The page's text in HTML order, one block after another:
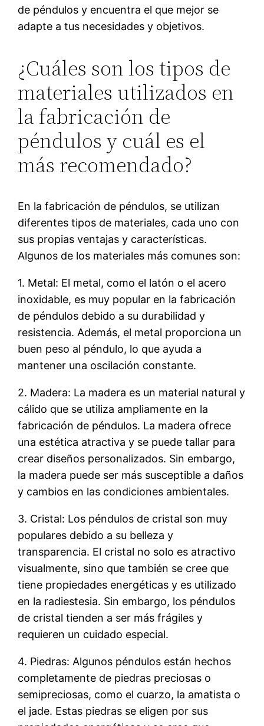
de péndulos y encuentra el que mejor se
adapte a tus necesidades y objetivos.
¿Cuáles son los tipos de
materiales utilizados en
la fabricación de
péndulos y cuál es el
más recomendado?
En la fabricación de péndulos, se utilizan
diferentes tipos de materiales, cada uno con
sus propias ventajas y características.
Algunos de los materiales más comunes son:
1. Metal: El metal, como el latón o el acero
inoxidable, es muy popular en la fabricación
de péndulos debido a su durabilidad y
resistencia. Además, el metal proporciona un
buen peso al péndulo, lo que ayuda a
mantener una oscilación constante.
2. Madera: La madera es un material natural y
cálido que se utiliza ampliamente en la
fabricación de péndulos. La madera ofrece
una estética atractiva y se puede tallar para
crear diseños personalizados. Sin embargo,
la madera puede ser más susceptible a daños
y cambios en las condiciones ambientales.
3. Cristal: Los péndulos de cristal son muy
populares debido a su belleza y
transparencia. El cristal no solo es atractivo
visualmente, sino que también se cree que
tiene propiedades energéticas y es utilizado
en la radiestesia. Sin embargo, los péndulos
de cristal tienden a ser más frágiles y
requieren un cuidado especial.
4. Piedras: Algunos péndulos están hechos
completamente de piedras preciosas o
semipreciosas, como el cuarzo, la amatista o
el jade. Estas piedras se eligen por sus